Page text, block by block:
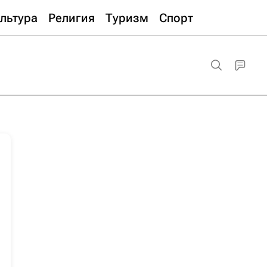
Религия Туризм Спорт